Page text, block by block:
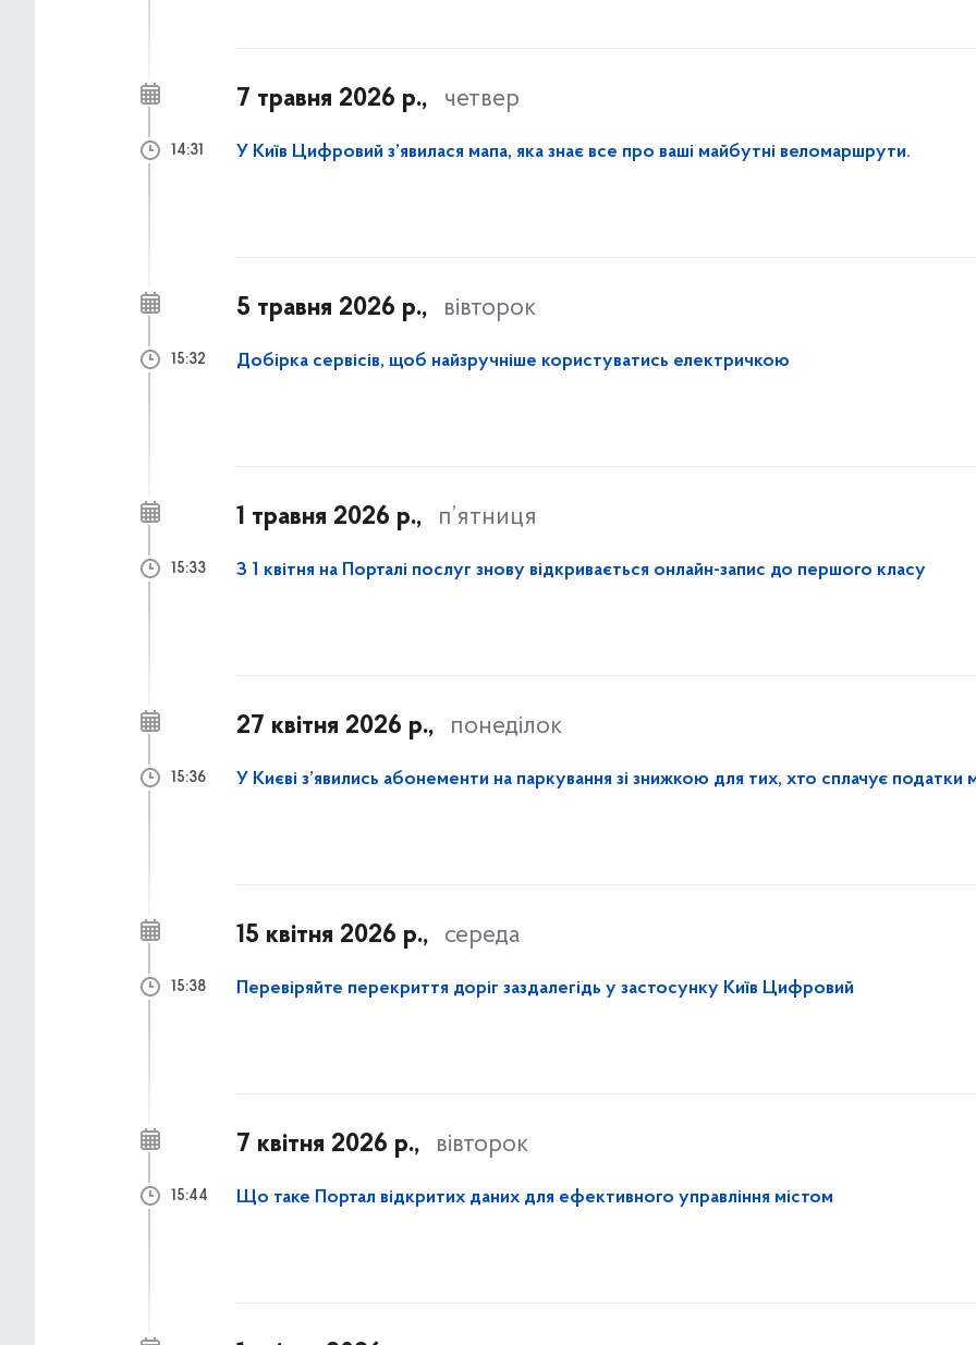
7 травня 2026 р., четвер
У Київ Цифровий з’явилася мапа, яка знає все про ваші майбутні веломаршрути.
14:31
5 травня 2026 р., вівторок
Добірка сервісів, щоб найзручніше користуватись електричкою
15:32
1 травня 2026 р., п’ятниця
З 1 квітня на Порталі послуг знову відкривається онлайн-запис до першого класу
15:33
27 квітня 2026 р., понеділок
У Києві з’явились абонементи на паркування зі знижкою для тих, хто сплачує податки
15:36
15 квітня 2026 р., середа
Перевіряйте перекриття доріг заздалегідь у застосунку Київ Цифровий
15:38
7 квітня 2026 р., вівторок
Що таке Портал відкритих даних для ефективного управління містом
15:44